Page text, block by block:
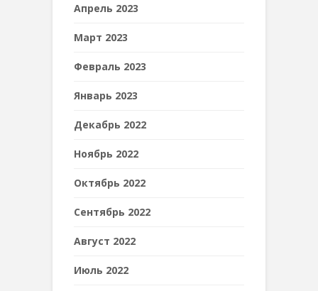
Апрель 2023
Март 2023
Февраль 2023
Январь 2023
Декабрь 2022
Ноябрь 2022
Октябрь 2022
Сентябрь 2022
Август 2022
Июль 2022